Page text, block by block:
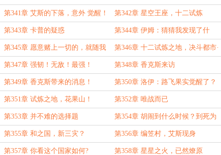
第341章 艾斯的下落，意外 觉醒！ 第342章 星空王座，十二试炼
第343章 卡普的疑惑 第344章 伊姆：猜猜我发现了什
么？
第345章 愿意赌上一切的，就随我
来
第346章 十二试炼之地，决斗都市·
幻神金字塔
第347章 强韧！无敌！最强！ 第348章 香克斯来访
第349章 香克斯带来的消息！ 第350章 洛伊：路飞果实觉醒了？
第351章 试炼之地，花果山！ 第352章 唯战而已
第353章 并不难的选择题 第354章 胡闹到什么时候？到死为
止！
第355章 和之国，新三灾？ 第356章 编笠村，艾斯现身
第357章 你看这个国家如何? 第358章 星星之火，已然燎原